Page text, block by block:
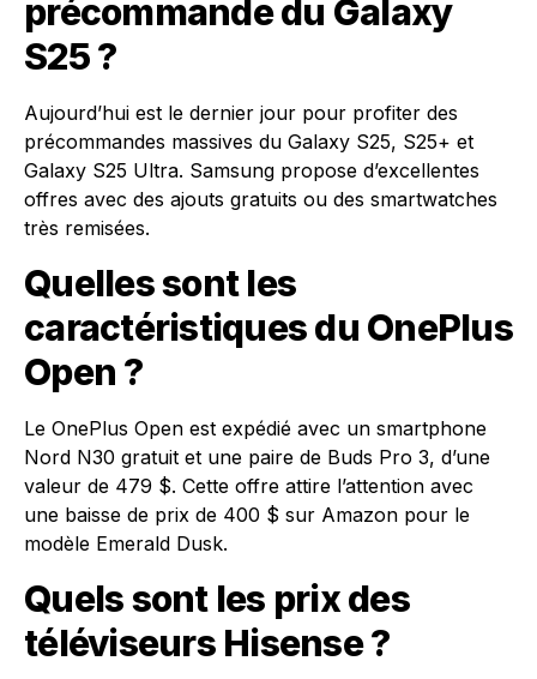
précommande du Galaxy
S25 ?
Aujourd’hui est le dernier jour pour profiter des
précommandes massives du Galaxy S25, S25+ et
Galaxy S25 Ultra. Samsung propose d’excellentes
offres avec des ajouts gratuits ou des smartwatches
très remisées.
Quelles sont les
caractéristiques du OnePlus
Open ?
Le OnePlus Open est expédié avec un smartphone
Nord N30 gratuit et une paire de Buds Pro 3, d’une
valeur de 479 $. Cette offre attire l’attention avec
une baisse de prix de 400 $ sur Amazon pour le
modèle Emerald Dusk.
Quels sont les prix des
téléviseurs Hisense ?